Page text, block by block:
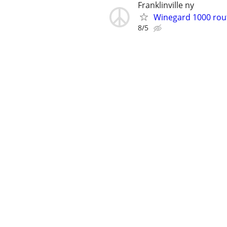
Franklinville ny
Winegard 1000
8/5